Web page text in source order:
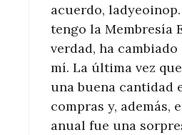
acuerdo,
tengo la Membresía
verdad, ha
mí. La última vez
una buena cantidad
compras y, además,
anual fue una